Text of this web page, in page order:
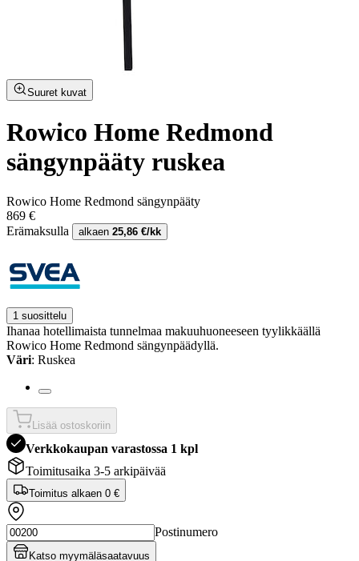
Suuret kuvat
Rowico Home Redmond
sängynpääty ruskea
Rowico Home Redmond sängynpääty
869 €
Erämaksulla
alkaen 25,86 €/kk
1 suosittelu
Ihanaa hotellimaista tunnelmaa makuuhuoneeseen tyylikkäällä
Rowico Home Redmond sängynpäädyllä.
Väri: Ruskea
Lisää ostoskoriin
Verkkokaupan varastossa 1 kpl
Toimitusaika 3-5 arkipäivää
Toimitus alkaen 0 €
Postinumero
Katso myymäläsaatavuus